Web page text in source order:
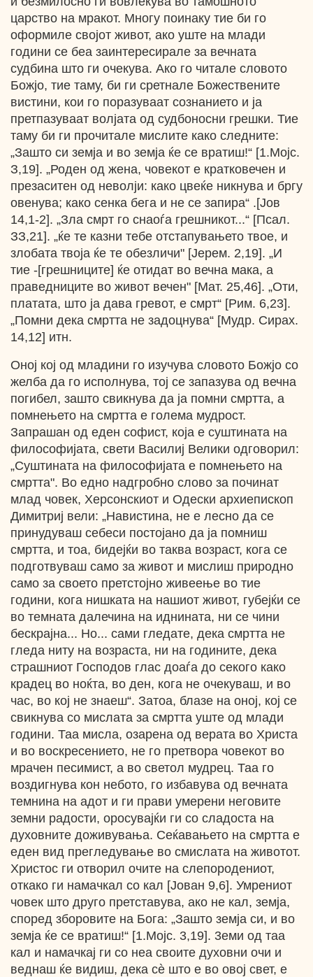
царство на мракот. Многу поинаку тие би го
оформиле својот живот, ако уште на млади
години се беа заинтересирале за вечната
судбина што ги очекува. Ако го читале словото
Божјо, тие таму, би ги сретнале Божествените
вистини, кои го поразуваат сознанието и ja
претпазуваат волјата од судбоносни грешки. Тие
таму би ги прочитале мислите како следните:
„Зашто си земја и во земја ќе се вратиш!“ [1.Мојс.
З,19]. „Роден од жена, човекот е кратковечен и
презаситен од неволји: како цвеќе никнува и бргу
овенува; како сенка бега и не се запира“ .[Јов
14,1-2]. „Зла смрт го снаоѓа грешникот...“ [Псал.
ЗЗ,21]. „ќе те казни тебе отстапувањето твое, и
злобата твоја ќе те обезличи" [Јерем. 2,19]. „И
тие -[грешниците] ќе отидат во вечна мака, a
праведниците во живот вечен" [Мат. 25,46]. „Оти,
платата, што ја дава гревот, е смрт“ [Рим. 6,23].
„Помни дека смртта не задоцнува“ [Мудр. Сирах.
14,12] итн.
Оној кој од младини го изучува словото Божјо со
желба да го исполнува, тој се запазува од вечна
погибел, зашто свикнува да ја помни смртта, а
помнењето на смртта е голема мудрост.
Запрашан од еден софист, која е суштината на
философијата, свети Василиј Велики одговорил:
„Суштината на философијата е помнењето на
смртта". Во едно надгробно слово за починат
млад човек, Херсонскиот и Одески архиепископ
Димитриј вели: „Навистина, не е лесно да се
принудуваш себеси постојано да ја помниш
смртта, и тоа, бидејќи во таква возраст, кога се
подготвуваш само за живот и мислиш природно
само за своето претстојно живеење во тие
години, кога нишката на нашиот живот, губејќи се
во темната далечина на иднината, ни се чини
бескрајна... Но... сами гледате, дека смртта не
гледа ниту на возраста, ни на годините, дека
страшниот Господов глас доаѓа до секого како
крадец во ноќта, во ден, кога не очекуваш, и во
час, во кој не знаеш“. Затоа, блазе на оној, кој се
свикнува со мислата за смртта уште од млади
години. Таа мисла, озарена од верата во Христа
и во воскресението, не го претвора човекот во
мрачен песимист, а во светол мудрец. Таа го
воздигнува кон небото, го избавува од вечната
темнина на адот и ги прави умерени неговите
земни радости, оросувајќи ги со сладоста на
духовните доживувања. Сеќавањето на смртта е
еден вид прегледување во смислата на животот.
Христос ги отворил очите на слепородениот,
откако ги намачкал со кал [Јован 9,6]. Умрениот
човек што друго претставува, ако не кал, земја,
според зборовите на Бога: „Зашто земја си, и во
земја ќе се вратиш!“ [1.Мојс. 3,19]. 3eми од таа
кал и намачкај ги со неа своите духовни очи и
веднаш ќе видиш, дека сѐ што е во овој свет, е